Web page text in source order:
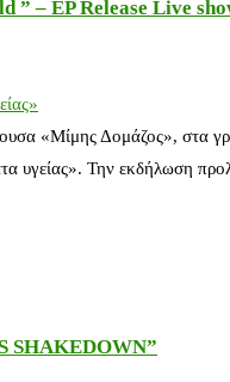
” – EP Release Live
«Μίμης Δομάζος»,
υγείας». Την εκδήλωση
SHAKEDOWN”